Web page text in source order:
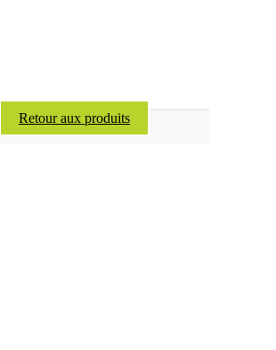
Retour aux produits